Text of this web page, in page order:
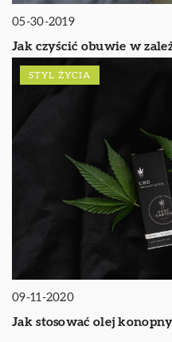
05-30-2019
Jak czyścić obuwie w
STYL ŻYCIA
09-11-2020
Jak stosować olej